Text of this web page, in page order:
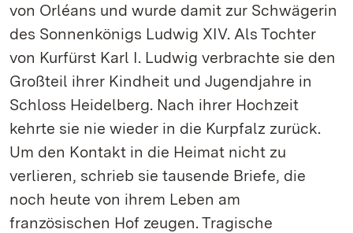
von Orléans und wurde damit zur Schwägerin
des Sonnenkönigs Ludwig XIV. Als Tochter
von Kurfürst Karl I. Ludwig verbrachte sie den
Großteil ihrer Kindheit und Jugendjahre in
Schloss Heidelberg. Nach ihrer Hochzeit
kehrte sie nie wieder in die Kurpfalz zurück.
Um den Kontakt in die Heimat nicht zu
verlieren, schrieb sie tausende Briefe, die
noch heute von ihrem Leben am
französischen Hof zeugen. Tragische